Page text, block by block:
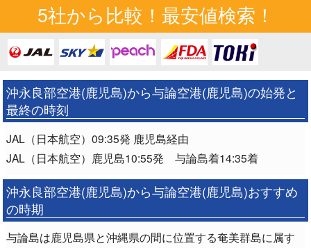
5社から比較！最安値検索！
沖永良部空港(鹿児島)から与論空港(鹿児島)の始発と
最終の時刻
JAL（日本航空）09:35発 鹿児島経由
JAL（日本航空）鹿児島10:55発 与論島着14:35着
沖永良部空港(鹿児島)から与論空港(鹿児島)おすすめ
の時期
与論島は鹿児島県と沖縄県の間に位置する奄美群島に属す